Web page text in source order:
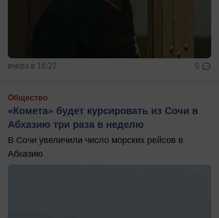
вчера в 16:27 0
Общество
«Комета» будет курсировать из Сочи в
Абхазию три раза в неделю
В Сочи увеличили число морских рейсов в
Абхазию